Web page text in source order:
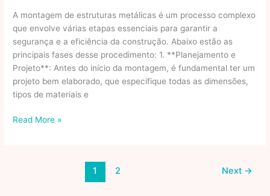
A montagem de estruturas metálicas é um processo complexo
que envolve várias etapas essenciais para garantir a
segurança e a eficiência da construção. Abaixo estão as
principais fases desse procedimento: 1. **Planejamento e
Projeto**: Antes do início da montagem, é fundamental ter um
projeto bem elaborado, que especifique todas as dimensões,
tipos de materiais e
Montagem
Read More »
1 2 Next →